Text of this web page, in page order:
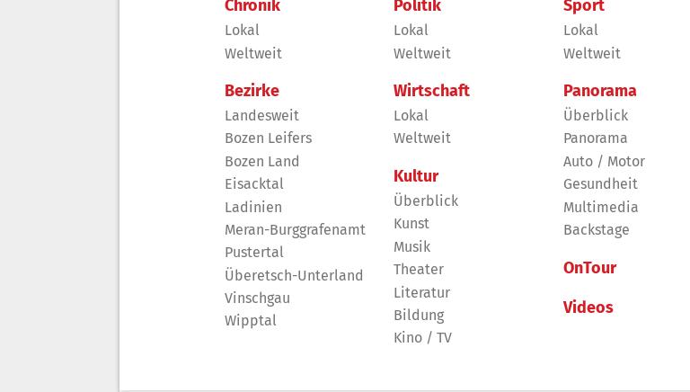
Chronik
Lokal
Weltweit
Bezirke
Landesweit
Bozen Leifers
Bozen Land
Eisacktal
Ladinien
Meran-Burggrafenamt
Pustertal
Überetsch-Unterland
Vinschgau
Wipptal
Politik
Lokal
Weltweit
Wirtschaft
Lokal
Weltweit
Kultur
Überblick
Kunst
Musik
Theater
Literatur
Bildung
Kino / TV
Sport
Lokal
Weltweit
Panorama
Überblick
Panorama
Auto / Motor
Gesundheit
Multimedia
Backstage
OnTour
Videos